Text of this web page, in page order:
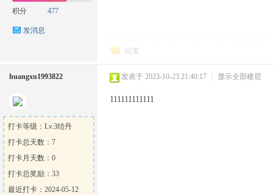
积分 477
发消息
回复
huangxu1993822
打卡等级：Lv.3结丹
打卡总天数：7
打卡月天数：0
打卡总奖励：33
最近打卡：2024-05-12
发表于 2023-10-23 21:40:17 显示全部楼层
111111111111